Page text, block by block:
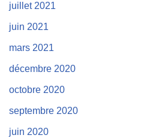
juillet 2021
juin 2021
mars 2021
décembre 2020
octobre 2020
septembre 2020
juin 2020